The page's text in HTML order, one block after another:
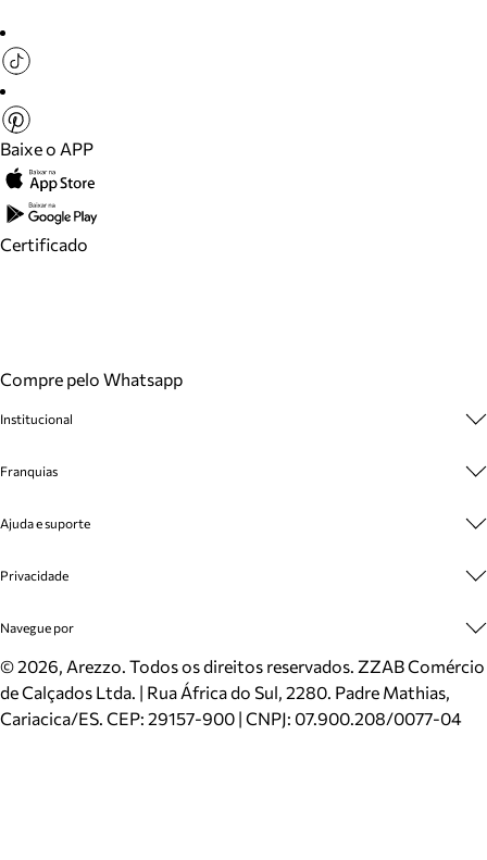
Baixe o APP
Certificado
Compre pelo Whatsapp
Institucional
Cashback
Venda Corporativa
Mapa do Site
Inverno
Mundo Arezzo
Franquias
Plano de Negócio
Ajuda e suporte
Cadastro
Meus Pedidos
Trocas e Devoluções
Cartão Presente
Localizador de lojas
Privacidade
Politica e Privacidade
Navegue por
Sapatos
Bolsas
Scarpins
©2026, Arezzo. Todos os direitos reservados. ZZAB Comércio
de Calçados Ltda. | Rua África do Sul, 2280. Padre Mathias,
Cariacica/ES. CEP: 29157-900 | CNPJ: 07.900.208/0077-04